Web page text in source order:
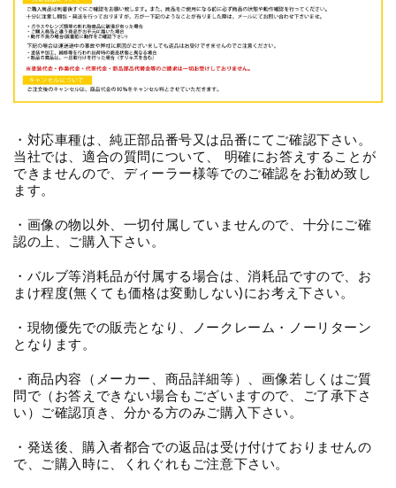
・対応車種は、純正部品番号又は品番にてご確認下さい。
当社では、適合の質問について、 明確にお答えすることが
できませんので、ディーラー様等でのご確認をお勧め致し
ます。
・画像の物以外、一切付属していませんので、十分にご確
認の上、ご購入下さい。
・バルブ等消耗品が付属する場合は、消耗品ですので、お
まけ程度(無くても価格は変動しない)にお考え下さい。
・現物優先での販売となり、ノークレーム・ノーリターン
となります。
・商品内容（メーカー、商品詳細等）、画像若しくはご質
問で（お答えできない場合もございますので、ご了承下さ
い）ご確認頂き、分かる方のみご購入下さい。
・発送後、購入者都合での返品は受け付けておりませんの
で、ご購入時に、くれぐれもご注意下さい。